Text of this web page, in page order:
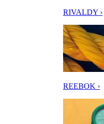
RIVALDY ›
REEBOK ›